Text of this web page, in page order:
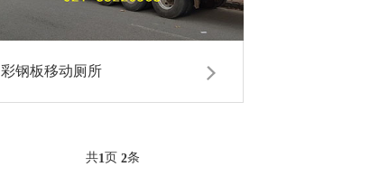
彩钢板移动厕所
共1页 2条